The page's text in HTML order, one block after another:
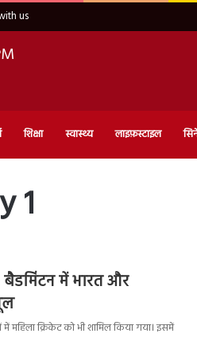
us
शिक्षा स्वास्थ्य लाइफ़स्टाइल
1
बैडमिंटन में भारत और
क्रिकेट को भी शामिल किया गया। इसमें